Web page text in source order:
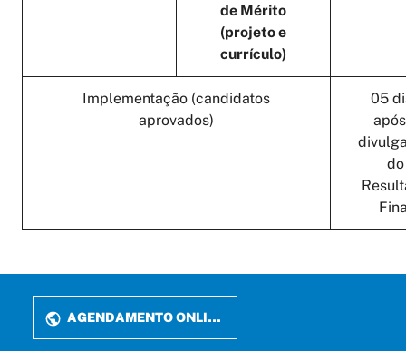
de Mérito
(projeto e
currículo)
Implementação (candidatos
aprovados)
05
do
AGENDAMENTO ONLINE